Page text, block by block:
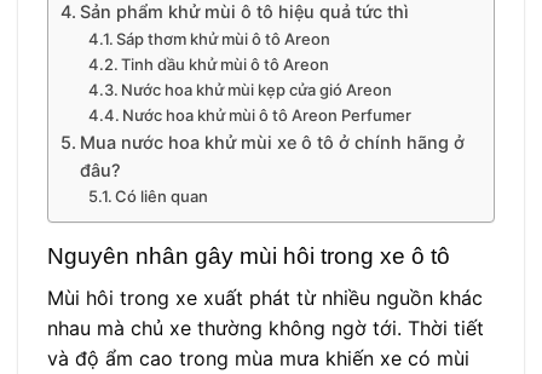
Sản phẩm khử mùi ô tô hiệu quả tức thì
Sáp thơm khử mùi ô tô Areon
Tinh dầu khử mùi ô tô Areon
Nước hoa khử mùi kẹp cửa gió Areon
Nước hoa khử mùi ô tô Areon Perfumer
Mua nước hoa khử mùi xe ô tô ở chính hãng ở
đâu?
Có liên quan
Nguyên nhân gây mùi hôi trong xe ô tô
Mùi hôi trong xe xuất phát từ nhiều nguồn khác
nhau mà chủ xe thường không ngờ tới. Thời tiết
và độ ẩm cao trong mùa mưa khiến xe có mùi